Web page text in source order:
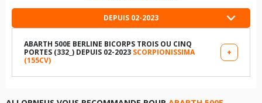
DEPUIS 02-2023
ABARTH 500E BERLINE BICORPS TROIS OU CINQ
PORTES (332_) DEPUIS 02-2023 SCORPIONISSIMA
(155CV)
+